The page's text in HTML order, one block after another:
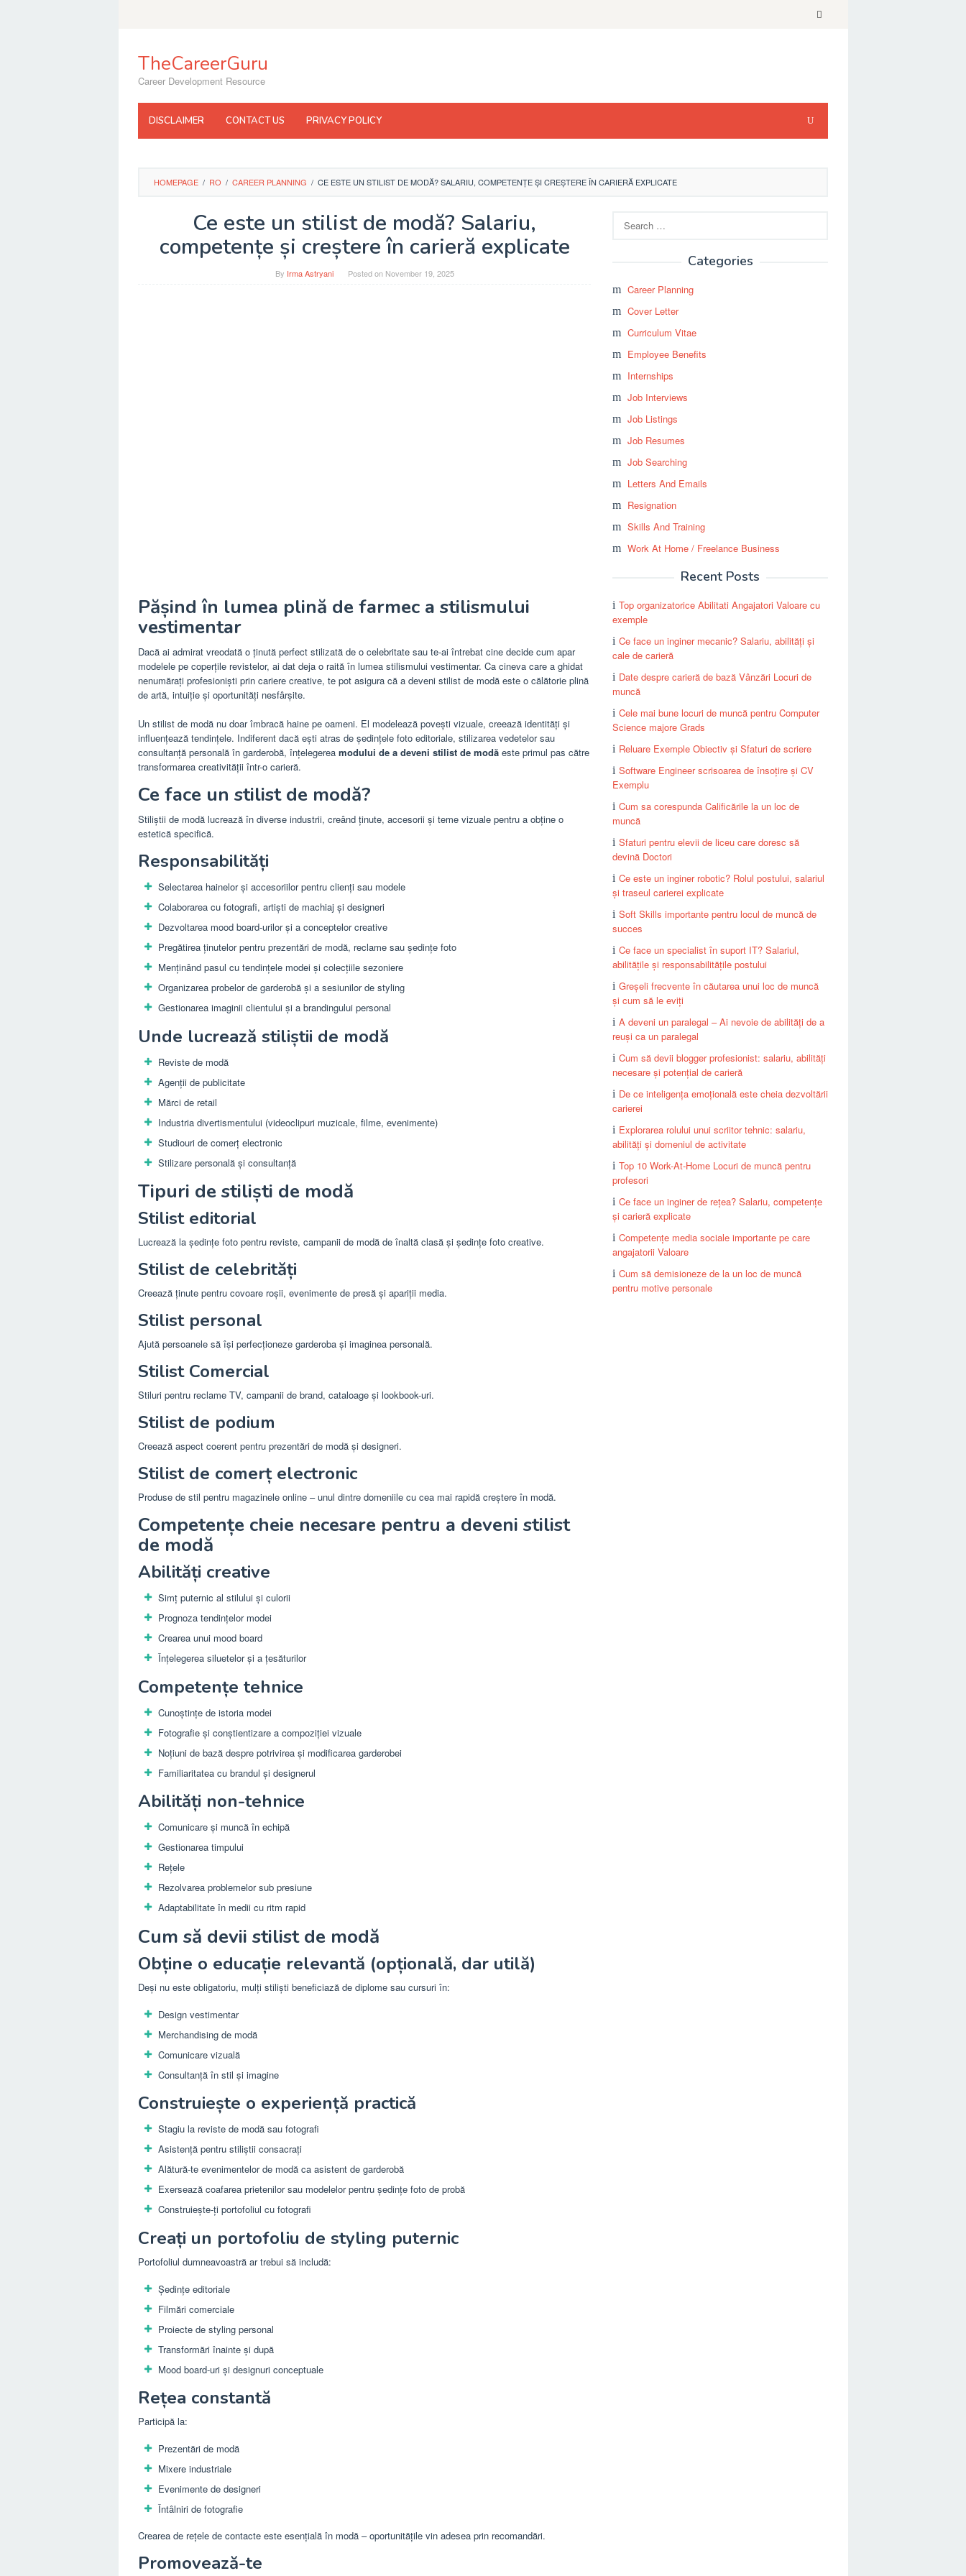
TheCareerGuru
Career Development Resource
DISCLAIMER CONTACT US PRIVACY POLICY
HOMEPAGE / RO / CAREER PLANNING / CE ESTE UN STILIST DE MODĂ? SALARIU, COMPETENȚE ȘI CREȘTERE ÎN CARIERĂ EXPLICATE
Ce este un stilist de modă? Salariu,
competențe și creștere în carieră explicate
By Irma Astryani Posted on November 19, 2025
Pășind în lumea plină de farmec a stilismului
vestimentar
Dacă ai admirat vreodată o ținută perfect stilizată de o celebritate sau te-ai întrebat cine decide cum apar
modelele pe coperțile revistelor, ai dat deja o raită în lumea stilismului vestimentar. Ca cineva care a ghidat
nenumărați profesioniști prin cariere creative, te pot asigura că a deveni stilist de modă este o călătorie plină
de artă, intuiție și oportunități nesfârșite.
Un stilist de modă nu doar îmbracă haine pe oameni. El modelează povești vizuale, creează identități și
influențează tendințele. Indiferent dacă ești atras de ședințele foto editoriale, stilizarea vedetelor sau
consultanță personală în garderobă, înțelegerea modului de a deveni stilist de modă este primul pas către
transformarea creativității într-o carieră.
Ce face un stilist de modă?
Stiliștii de modă lucrează în diverse industrii, creând ținute, accesorii și teme vizuale pentru a obține o
estetică specifică.
Responsabilități
Selectarea hainelor și accesoriilor pentru clienți sau modele
Colaborarea cu fotografi, artiști de machiaj și designeri
Dezvoltarea mood board-urilor și a conceptelor creative
Pregătirea ținutelor pentru prezentări de modă, reclame sau ședințe foto
Menținând pasul cu tendințele modei și colecțiile sezoniere
Organizarea probelor de garderobă și a sesiunilor de styling
Gestionarea imaginii clientului și a brandingului personal
Unde lucrează stiliștii de modă
Reviste de modă
Agenții de publicitate
Mărci de retail
Industria divertismentului (videoclipuri muzicale, filme, evenimente)
Studiouri de comerț electronic
Stilizare personală și consultanță
Tipuri de stiliști de modă
Stilist editorial
Lucrează la ședințe foto pentru reviste, campanii de modă de înaltă clasă și ședințe foto creative.
Stilist de celebrități
Creează ținute pentru covoare roșii, evenimente de presă și apariții media.
Stilist personal
Ajută persoanele să își perfecționeze garderoba și imaginea personală.
Stilist Comercial
Stiluri pentru reclame TV, campanii de brand, cataloage și lookbook-uri.
Stilist de podium
Creează aspect coerent pentru prezentări de modă și designeri.
Stilist de comerț electronic
Produse de stil pentru magazinele online – unul dintre domeniile cu cea mai rapidă creștere în modă.
Competențe cheie necesare pentru a deveni stilist
de modă
Abilități creative
Simț puternic al stilului și culorii
Prognoza tendințelor modei
Crearea unui mood board
Înțelegerea siluetelor și a țesăturilor
Competențe tehnice
Cunoștințe de istoria modei
Fotografie și conștientizare a compoziției vizuale
Noțiuni de bază despre potrivirea și modificarea garderobei
Familiaritatea cu brandul și designerul
Abilități non-tehnice
Comunicare și muncă în echipă
Gestionarea timpului
Rețele
Rezolvarea problemelor sub presiune
Adaptabilitate în medii cu ritm rapid
Cum să devii stilist de modă
Obține o educație relevantă (opțională, dar utilă)
Deși nu este obligatoriu, mulți stiliști beneficiază de diplome sau cursuri în:
Design vestimentar
Merchandising de modă
Comunicare vizuală
Consultanță în stil și imagine
Construiește o experiență practică
Stagiu la reviste de modă sau fotografi
Asistență pentru stiliștii consacrați
Alătură-te evenimentelor de modă ca asistent de garderobă
Exersează coafarea prietenilor sau modelelor pentru ședințe foto de probă
Construiește-ți portofoliul cu fotografi
Creați un portofoliu de styling puternic
Portofoliul dumneavoastră ar trebui să includă:
Ședințe editoriale
Filmări comerciale
Proiecte de styling personal
Transformări înainte și după
Mood board-uri și designuri conceptuale
Rețea constantă
Participă la:
Prezentări de modă
Mixere industriale
Evenimente de designeri
Întâlniri de fotografie
Crearea de rețele de contacte este esențială în modă – oportunitățile vin adesea prin recomandări.
Promovează-te
for:
Categories
Career Planning
Cover Letter
Curriculum Vitae
Employee Benefits
Internships
Job Interviews
Job Listings
Job Resumes
Job Searching
Letters And Emails
Resignation
Skills And Training
Work At Home / Freelance Business
Recent Posts
Top organizatorice Abilitati Angajatori Valoare cu
exemple
Ce face un inginer mecanic? Salariu, abilități și
cale de carieră
Date despre carieră de bază Vânzări Locuri de
muncă
Cele mai bune locuri de muncă pentru Computer
Science majore Grads
Reluare Exemple Obiectiv și Sfaturi de scriere
Software Engineer scrisoarea de însoțire și CV
Exemplu
Cum sa corespunda Calificările la un loc de
muncă
Sfaturi pentru elevii de liceu care doresc să
devină Doctori
Ce este un inginer robotic? Rolul postului, salariul
și traseul carierei explicate
Soft Skills importante pentru locul de muncă de
succes
Ce face un specialist în suport IT? Salariul,
abilitățile și responsabilitățile postului
Greșeli frecvente în căutarea unui loc de muncă
și cum să le eviți
A deveni un paralegal – Ai nevoie de abilități de a
reuși ca un paralegal
Cum să devii blogger profesionist: salariu, abilități
necesare și potențial de carieră
De ce inteligența emoțională este cheia dezvoltării
carierei
Explorarea rolului unui scriitor tehnic: salariu,
abilități și domeniul de activitate
Top 10 Work-At-Home Locuri de muncă pentru
profesori
Ce face un inginer de rețea? Salariu, competențe
și carieră explicate
Competențe media sociale importante pe care
angajatorii Valoare
Cum să demisioneze de la un loc de muncă
pentru motive personale